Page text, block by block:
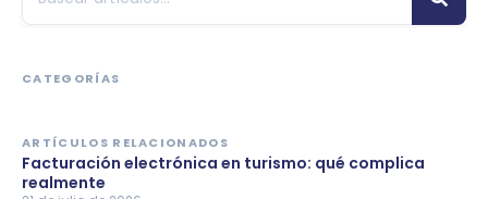
CATEGORÍAS
ARTÍCULOS RELACIONADOS
Facturación electrónica en turismo: qué complica
realmente